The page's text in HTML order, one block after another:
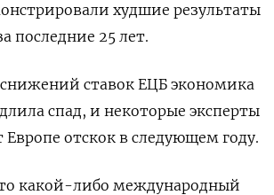
худшие результаты
последние 25 лет.
ставок ЕЦБ экономика
спад, и некоторые эксперты
отскок в следующем году.
какой-либо международный